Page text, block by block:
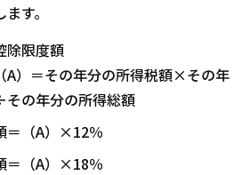
す。
除限度額
A）＝その年分の所得税額×その年
の年分の所得総額
＝（A）×12％
＝（A）×18％